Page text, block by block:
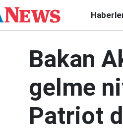
Bakan
gelme
Patriot